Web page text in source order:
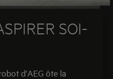
SOI-
d'AEG ôte la